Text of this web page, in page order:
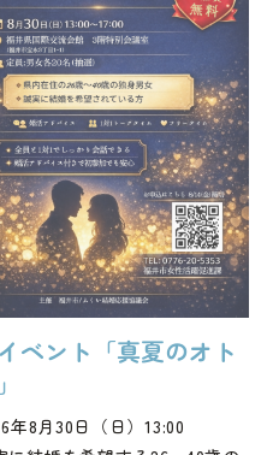
ベント「真夏のオト
年8月30日 （日）13:00